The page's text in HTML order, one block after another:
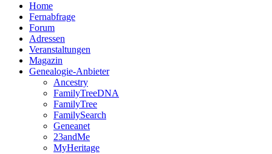
Home
Fernabfrage
Forum
Adressen
Veranstaltungen
Magazin
Genealogie-Anbieter
Ancestry
FamilyTreeDNA
FamilyTree
FamilySearch
Geneanet
23andMe
MyHeritage